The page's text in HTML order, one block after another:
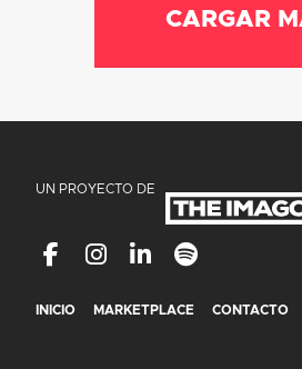
CARGAR
UN PROYECTO DE
INICIO MARKETPLACE CONTACTO